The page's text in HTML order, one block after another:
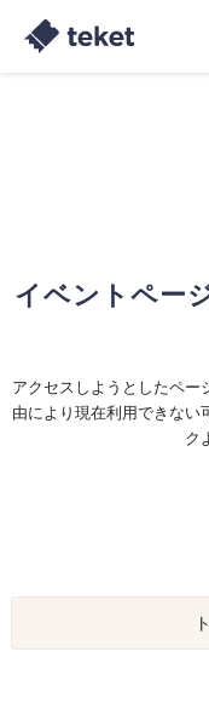
イベントペー
アクセスしようとしたペー
由により現在利用できない
ク